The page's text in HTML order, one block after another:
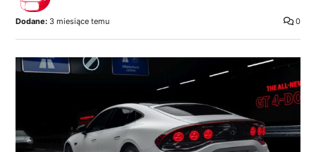
0
Dodane: 3 miesiące temu